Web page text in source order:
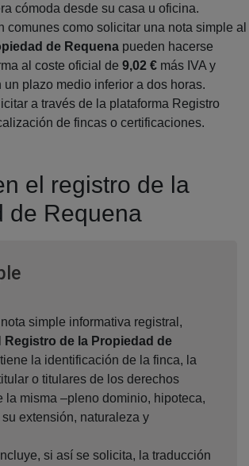
cómoda desde su casa u oficina.
comunes como solicitar una nota simple al
de Requena pueden hacerse
al coste oficial de 9,02 € más IVA y
plazo medio inferior a dos horas.
a través de la plataforma Registro
de fincas o certificaciones.
el registro de la
de Requena
Ventana nueva
simple informativa registral,
Registro de la Propiedad de
la identificación de la finca, la
o titulares de los derechos
la misma –pleno dominio, hipoteca,
extensión, naturaleza y
si así se solicita, la traducción